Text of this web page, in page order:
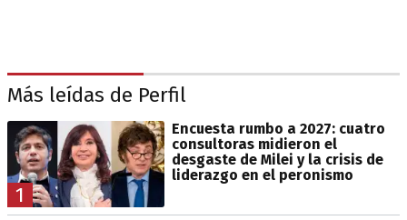
Más leídas de Perfil
1
Encuesta rumbo a 2027: cuatro
consultoras midieron el
desgaste de Milei y la crisis de
liderazgo en el peronismo